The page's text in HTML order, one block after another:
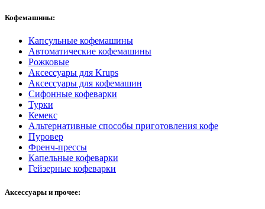
Кофемашины:
Капсульные кофемашины
Автоматические кофемашины
Рожковые
Аксессуары для Krups
Аксессуары для кофемашин
Сифонные кофеварки
Турки
Кемекс
Альтернативные способы приготовления кофе
Пуровер
Френч-прессы
Капельные кофеварки
Гейзерные кофеварки
Аксессуары и прочее: